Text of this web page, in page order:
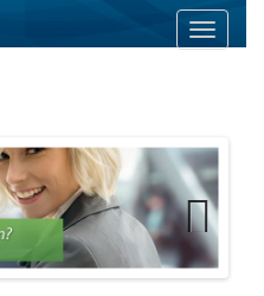
Next